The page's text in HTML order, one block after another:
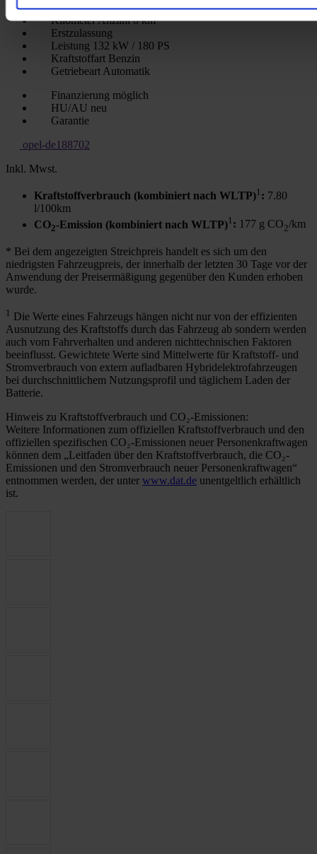
Neuwagen
Kilometer Anzahl0 km
Erstzulassung
Leistung 132 kW / 180 PS
Kraftstoffart Benzin
Getriebeart Automatik
Finanzierung möglich
HU/AU neu
Garantie
opel-de188702
Inkl. Mwst.
Kraftstoffverbrauch (kombiniert nach WLTP)1 : 7.80
l/100km
CO2-Emission (kombiniert nach WLTP)1 : 177 g CO2/km
* Bei dem angezeigten Streichpreis handelt es sich um den
niedrigsten Fahrzeugpreis, der innerhalb der letzten 30 Tage vor der
Anwendung der Preisermäßigung gegenüber den Kunden erhoben
wurde.
1 Die Werte eines Fahrzeugs hängen nicht nur von der effizienten
Ausnutzung des Kraftstoffs durch das Fahrzeug ab sondern werden
auch vom Fahrverhalten und anderen nichttechnischen Faktoren
beeinflusst. Gewichtete Werte sind Mittelwerte für Kraftstoff- und
Stromverbrauch von extern aufladbaren Hybridelektrofahrzeugen
bei durchschnittlichem Nutzungsprofil und täglichem Laden der
Batterie.
Hinweis zu Kraftstoffverbrauch und CO₂-Emissionen:
Weitere Informationen zum offiziellen Kraftstoffverbrauch und den
offiziellen spezifischen CO₂-Emissionen neuer Personenkraftwagen
können dem „Leitfaden über den Kraftstoffverbrauch, die CO₂-
Emissionen und den Stromverbrauch neuer Personenkraftwagen“
entnommen werden, der unter www.dat.de unentgeltlich erhältlich
ist.